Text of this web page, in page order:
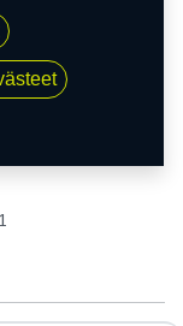
SOLUS HA32